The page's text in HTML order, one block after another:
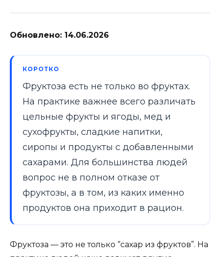
Обновлено: 14.06.2026
КОРОТКО
Фруктоза есть не только во фруктах.
На практике важнее всего различать
цельные фрукты и ягоды, мед и
сухофрукты, сладкие напитки,
сиропы и продукты с добавленными
сахарами. Для большинства людей
вопрос не в полном отказе от
фруктозы, а в том, из каких именно
продуктов она приходит в рацион.
Фруктоза — это не только “сахар из фруктов”. На